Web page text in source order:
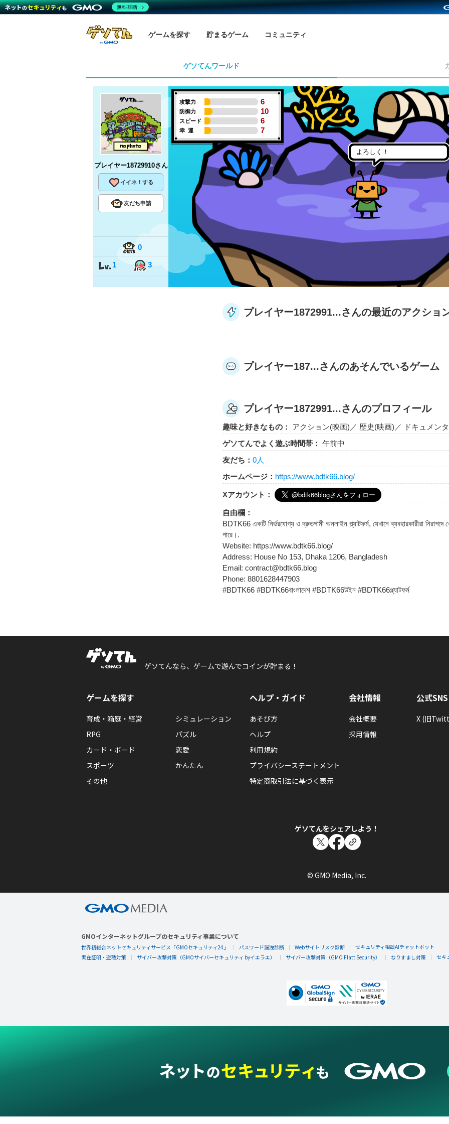
ゲームを探す 貯まるゲーム コミュニティ
ゲソてんワールド
プレイヤー18729910さん
イイネ！する
友だち申請
0
1 3
攻撃力 6
防御力 10
スピード 6
幸 運 7
よろしく！
プレイヤー1872991...さんの最近のアクショ
プレイヤー187...さんのあそんでいるゲーム
プレイヤー1872991...さんのプロフィール
趣味と好きなもの：
アクション(映画)／ 歴史(映画)／ ドキュメン
ゲソてんでよく遊ぶ時間帯： 午前中
友だち： 0人
ホームページ： https://www.bdtk66.blog/
Xアカウント：
自由欄：
BDTK66 একটি নির্ভরযোগ্য ও দ্রুতগামী অনলাইন প্ল্যাটফর্ম, যেখানে ব্যবহারকারীরা
পারে।.
Website: https://www.bdtk66.blog/
Address: House No 153, Dhaka 1206, Bangladesh
Email: contract@bdtk66.blog
Phone: 8801628447903
#BDTK66 #BDTK66বাংলাদেশ #BDTK66উইন #BDTK66প্ল্যাটফর্ম
ゲソてんなら、ゲームで遊んでコインが貯まる！
ゲームを探す
育成・箱庭・経営
シミュレーション
RPG
パズル
カード・ボード
恋愛
スポーツ
かんたん
その他
ヘルプ・ガイド
あそび方
ヘルプ
利用規約
プライバシーステートメント
特定商取引法に基づく表示
会社情報
会社概要
採用情報
公式SNS
X (旧
ゲソてんをシェアしよう！
© GMO Media, Inc.
GMOインターネットグループのセキュリティ事業について
世界初総合ネットセキュリティサービス「GMOセキュリティ24」 パスワード漏洩診断 Webサイトリスク診断
セキュリティ相談AIチャットボット
実在証明・盗聴対策
サイバー攻撃対策（GMOサイバーセキュリティ byイエラエ） サイバー攻撃対策（GMO Flatt Security） なりすまし対策 セキ
無料診断